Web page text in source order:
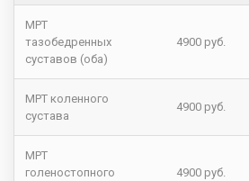
МРТ
тазобедренных
суставов (оба)
4900 руб.
МРТ коленного
сустава
4900 руб.
МРТ
голеностопного
4900 руб.